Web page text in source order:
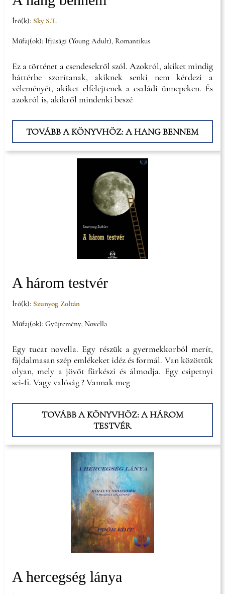
Író(k): Sky S.T.
Műfaj(ok): Ifjúsági (Young Adult), Romantikus
Ez a történet a csendesekről szól. Azokról, akiket mindig
háttérbe szorítanak, akiknek senki nem kérdezi a
véleményét, akiket elfelejtenek a családi ünnepeken. És
azokról is, akikről mindenki beszé
TOVÁBB A KÖNYVHÖZ: A HANG BENNEM
A három testvér
Író(k): Szunyog Zoltán
Műfaj(ok): Gyűjtemény, Novella
Egy tucat novella. Egy részük a gyermekkorból merít,
fájdalmasan szép emlékeket idéz és formál. Van közöttük
olyan, mely a jövőt fürkészi és álmodja. Egy csipetnyi
sci-fi. Vagy valóság ? Vannak meg
TOVÁBB A KÖNYVHÖZ: A HÁROM
TESTVÉR
A hercegség lánya